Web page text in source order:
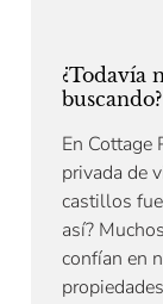
¿Todavía
buscando?
En Cottage
privada de
castillos
así?
confían en